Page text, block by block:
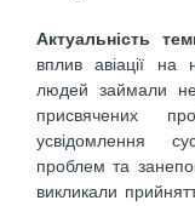
Актуальність
вплив авіації на
людей займали
присвячених
усвідомлення
проблем та
викликали